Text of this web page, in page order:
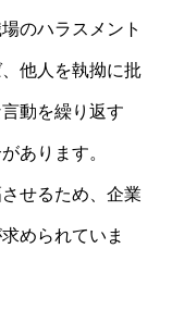
のハラスメント
他人を執拗に批
動を繰り返す
あります。
せるため、企業
められていま